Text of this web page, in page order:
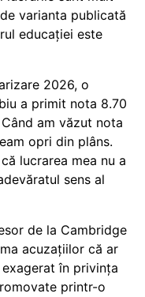
varianta publicată
educației este
2026, o
a primit nota 8.70
am văzut nota
opri din plâns.
lucrarea mea nu a
sens al
de la Cambridge
acuzațiilor că ar
în privința
printr-o